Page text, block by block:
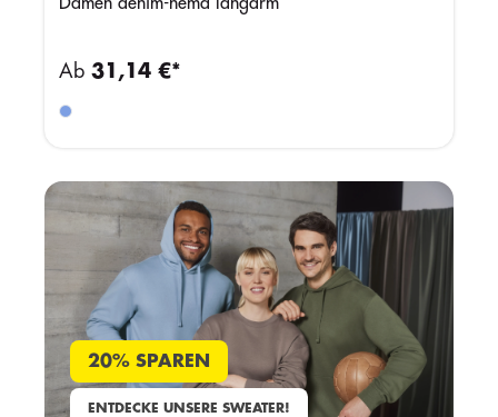
Ab 31,14 €*
20% SPAREN
ENTDECKE UNSERE SWEATER!